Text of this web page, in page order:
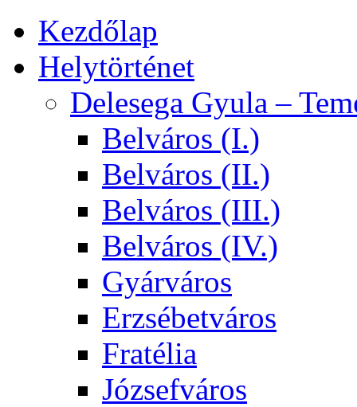
Kezdőlap
Helytörténet
Delesega Gyula –
Belváros (I.)
Belváros (II.)
Belváros (III.)
Belváros (IV.)
Gyárváros
Erzsébetváros
Fratélia
Józsefváros